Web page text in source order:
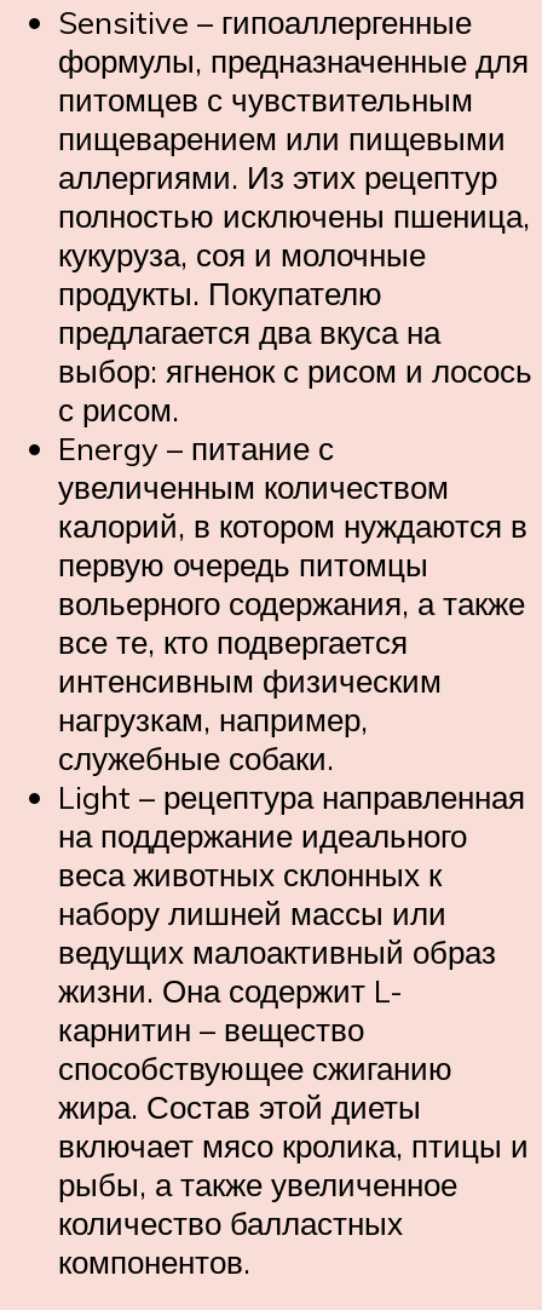
Sensitive – гипоаллергенные
формулы, предназначенные для
питомцев с чувствительным
пищеварением или пищевыми
аллергиями. Из этих рецептур
полностью исключены пшеница,
кукуруза, соя и молочные
продукты. Покупателю
предлагается два вкуса на
выбор: ягненок с рисом и лосось
с рисом.
Energy – питание с
увеличенным количеством
калорий, в котором нуждаются в
первую очередь питомцы
вольерного содержания, а также
все те, кто подвергается
интенсивным физическим
нагрузкам, например,
служебные собаки.
Light – рецептура направленная
на поддержание идеального
веса животных склонных к
набору лишней массы или
ведущих малоактивный образ
жизни. Она содержит L-
карнитин – вещество
способствующее сжиганию
жира. Состав этой диеты
включает мясо кролика, птицы и
рыбы, а также увеличенное
количество балластных
компонентов.